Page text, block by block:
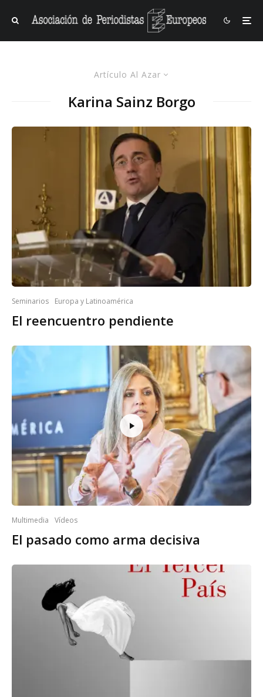
Artículo Al Azar
Karina Sainz Borgo
Seminarios Europa y Latinoamérica
El reencuentro pendiente
Multimedia Vídeos
El pasado como arma decisiva